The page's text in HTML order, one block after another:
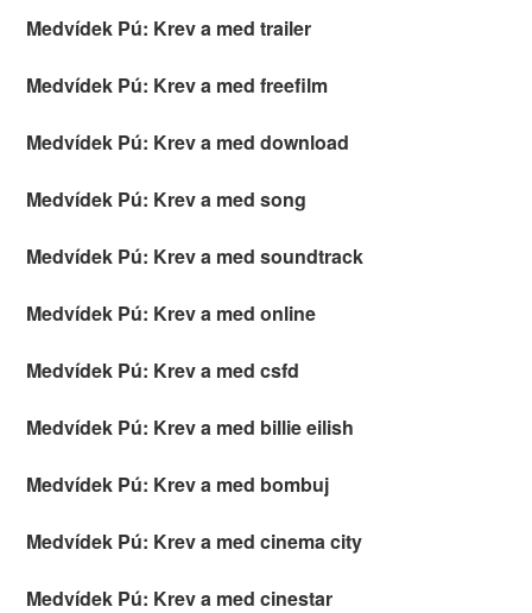
Medvídek Pú: Krev a med trailer
Medvídek Pú: Krev a med freefilm
Medvídek Pú: Krev a med download
Medvídek Pú: Krev a med song
Medvídek Pú: Krev a med soundtrack
Medvídek Pú: Krev a med online
Medvídek Pú: Krev a med csfd
Medvídek Pú: Krev a med billie eilish
Medvídek Pú: Krev a med bombuj
Medvídek Pú: Krev a med cinema city
Medvídek Pú: Krev a med cinestar